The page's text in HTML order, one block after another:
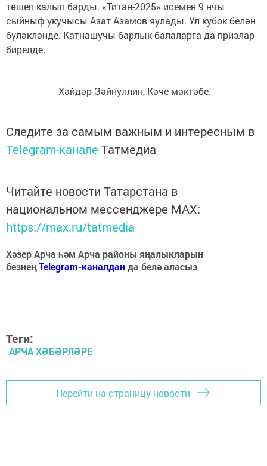
төшеп калып барды. «Титан-2025» исемен 9 нчы
сыйныф укучысы Азат Азамов яулады. Ул кубок белән
бүләкләнде. Катнашучы барлык балаларга да призлар
бирелде.
Хәйдәр Зәйнуллин, Кәче мәктәбе.
Следите за самым важным и интересным в
Telegram-канале Татмедиа
Читайте новости Татарстана в
национальном мессенджере MАХ:
https://max.ru/tatmedia
Хәзер Арча һәм Арча районы яңалыкларын
безнеңTelegram-каналданда белә аласыз
Теги:
АРЧА ХӘБӘРЛӘРЕ
Перейти на страницу новости